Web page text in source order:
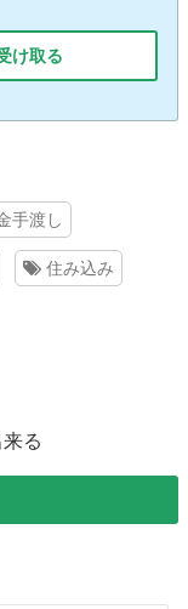
け取る
手渡し
住み込み
る